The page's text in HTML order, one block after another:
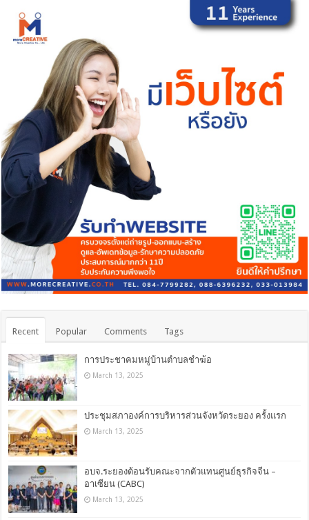
Recent Popular Comments Tags
การประชาคมหมู่บ้านตำบลชำฆ้อ
March 13, 2025
ประชุมสภาองค์การบริหารส่วนจังหวัดระยอง ครั้งแรก
March 13, 2025
อบจ.ระยองต้อนรับคณะจากตัวแทนศูนย์ธุรกิจจีน –
อาเซียน (CABC)
March 13, 2025